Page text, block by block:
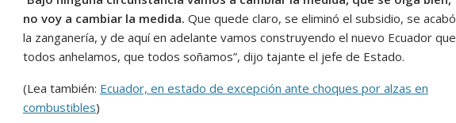
no voy a cambiar la medida. Que quede claro, se eliminó el subsidio, se acabó
la zanganería, y de aquí en adelante vamos construyendo el nuevo Ecuador que
todos anhelamos, que todos soñamos”, dijo tajante el jefe de Estado.
(Lea también: Ecuador, en estado de excepción ante choques por alzas en
combustibles)